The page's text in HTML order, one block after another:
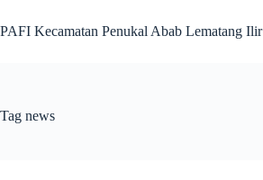
to
content
PAFI Kecamatan Penukal Abab Lematang Ilir
Tag news